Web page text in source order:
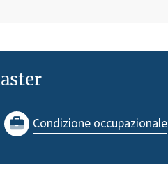
Condizione occupazionale